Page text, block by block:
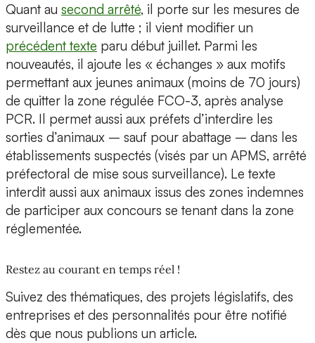
Quant au second arrêté, il porte sur les mesures de
surveillance et de lutte ; il vient modifier un
précédent texte paru début juillet. Parmi les
nouveautés, il ajoute les « échanges » aux motifs
permettant aux jeunes animaux (moins de 70 jours)
de quitter la zone régulée FCO-3, après analyse
PCR. Il permet aussi aux préfets d’interdire les
sorties d’animaux – sauf pour abattage – dans les
établissements suspectés (visés par un APMS, arrêté
préfectoral de mise sous surveillance). Le texte
interdit aussi aux animaux issus des zones indemnes
de participer aux concours se tenant dans la zone
réglementée.
Restez au courant en temps réel !
Suivez des thématiques, des projets législatifs, des
entreprises et des personnalités pour être notifié
dès que nous publions un article.